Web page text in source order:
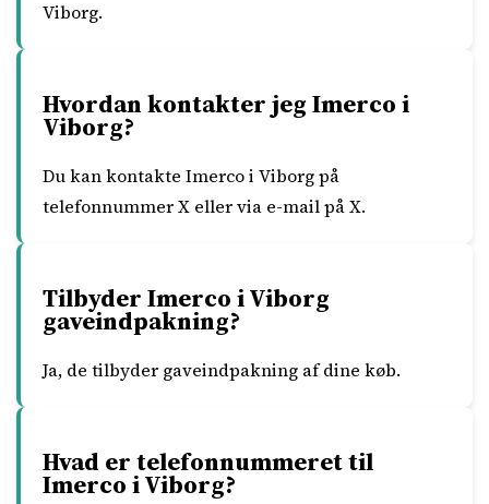
Viborg.
Hvordan kontakter jeg Imerco i
Viborg?
Du kan kontakte Imerco i Viborg på
telefonnummer X eller via e-mail på X.
Tilbyder Imerco i Viborg
gaveindpakning?
Ja, de tilbyder gaveindpakning af dine køb.
Hvad er telefonnummeret til
Imerco i Viborg?